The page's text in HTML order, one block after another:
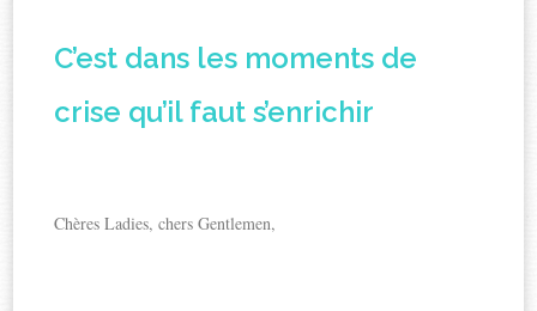
C’est dans les moments de
crise qu’il faut s’enrichir
Chères Ladies, chers Gentlemen,